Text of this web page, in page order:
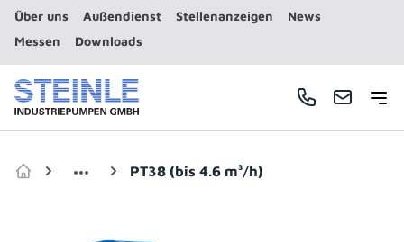
Über uns Außendienst Stellenanzeigen
News
Messen
Downloads
Telefonnummer
E-Mail
Zur Startseite
PT38 (bis 4.6 m³/h)